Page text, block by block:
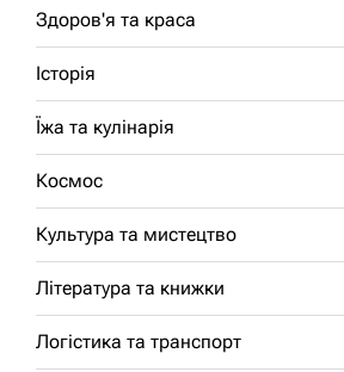
Здоров'я та краса
Історія
Їжа та кулінарія
Космос
Культура та мистецтво
Література та книжки
Логістика та транспорт